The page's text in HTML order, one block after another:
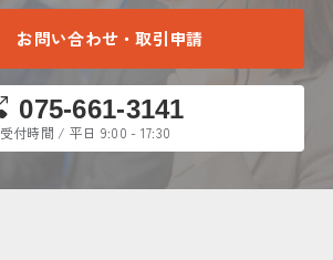
お問い合わせ・取引申請
075-661-3141
受付時間 / 平日 9:00 - 17:30